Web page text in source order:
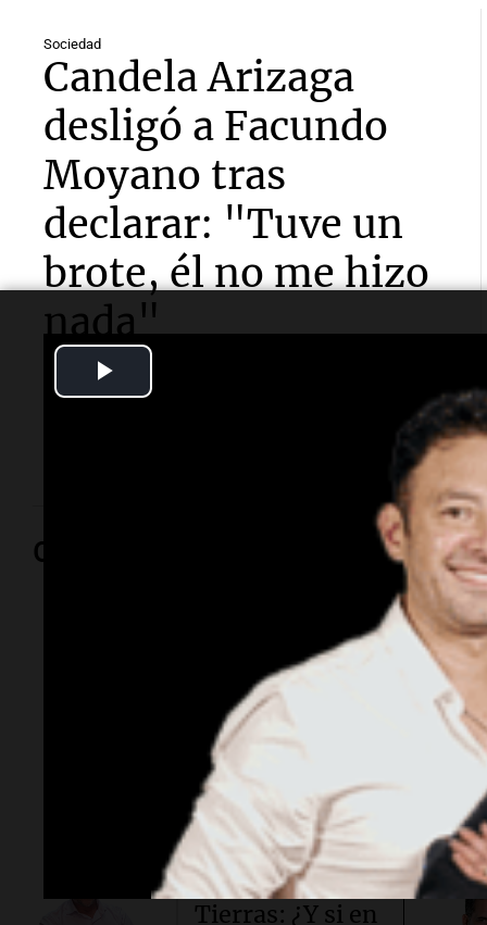
Sociedad
Candela Arizaga
desligó a Facundo
Moyano tras
declarar: "Tuve un
brote, él no me hizo
nada"
La influencer declaró ante la Fiscalía por el episodio
ocurrido en Belgrano y aseguró que el exdiputado no
Opinión
Política esquina
Economía.
Tierras: ¿Y si en
Por
Marcos
Por